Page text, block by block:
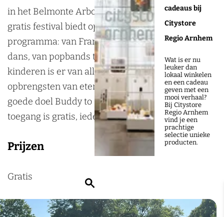
cadeaus bij
Citystore
Regio Arnhem
Wat is er nu
leuker dan
lokaal winkelen
en een cadeau
geven met een
mooi verhaal?
Bij Citystore
Regio Arnhem
vind je een
prachtige
selectie unieke
producten.
o
e
d
o
F
e
s
t
i
v
o
n
d
o
F
e
s
t
in het Belmonte Arboretum in Wageningen. Dit
gratis festival biedt op vier podia een kleurrijk
programma: van Franse chansons tot Bollywood
dans, van popbands tot jazz en blues. En ook voor
kinderen is er van alles te beleven. De
opbrengsten van eten en drinken gaan naar het
goede doel Buddy to Buddy Wageningen. De
toegang is gratis, iedereen is welkom!
Prijzen
Gratis